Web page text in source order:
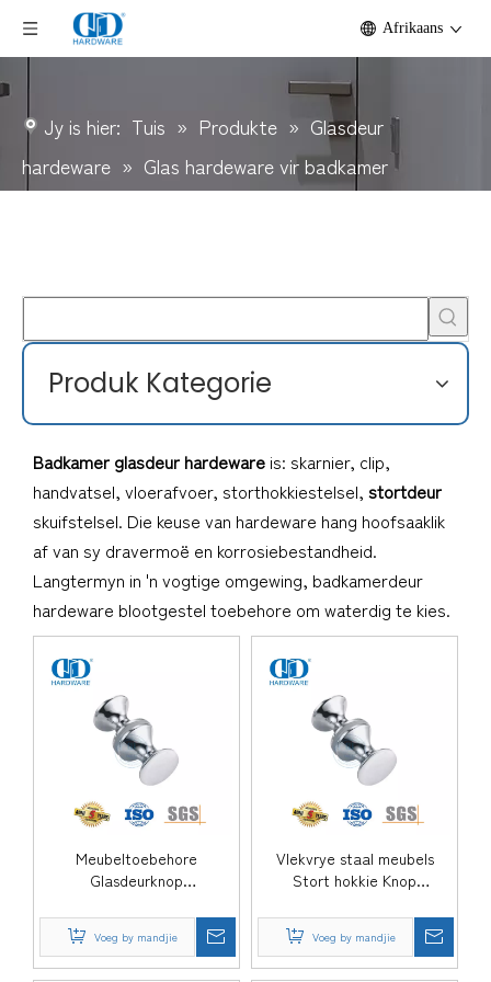
Afrikaans
Jy is hier: Tuis » Produkte » Glasdeur
hardeware » Glas hardeware vir badkamer
Produk Kategorie
Badkamer glasdeur hardeware is: skarnier, clip,
handvatsel, vloerafvoer, storthokkiestelsel, stortdeur
skuifstelsel. Die keuse van hardeware hang hoofsaaklik
af van sy dravermoë en korrosiebestandheid.
Langtermyn in 'n vogtige omgewing, badkamerdeur
hardeware blootgestel toebehore om waterdig te kies.
Meubeltoebehore
Glasdeurknop
Skuifglas stortdeurknoppe-
DDSK012
Voeg by mandjie
Vlekvrye staal meubels
Stort hokkie Knop
Handvatsel Glas Deur Knop
Handvatsel Knop-DDSK011
Voeg by mandjie